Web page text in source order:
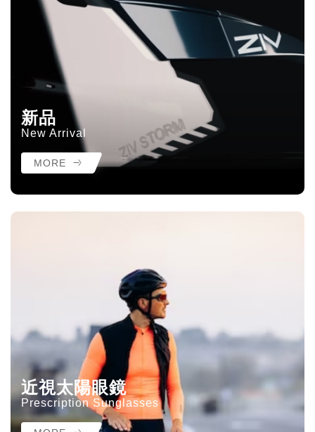
新品
New Arrival
MORE
近視太陽眼鏡
Prescription Sunglasses